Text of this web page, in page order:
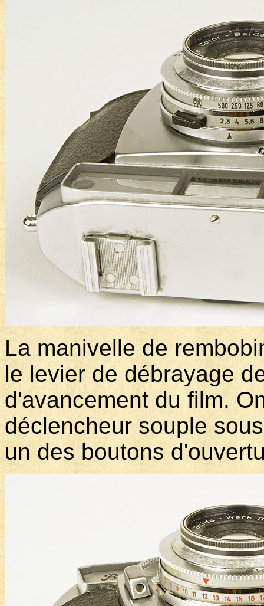
La manivelle de
le levier de débrayage
d'avancement du film.
déclencheur souple
un des boutons